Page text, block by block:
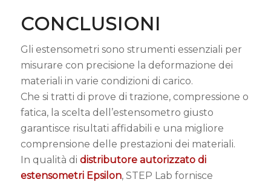
CONCLUSIONI
Gli estensometri sono strumenti essenziali per
misurare con precisione la deformazione dei
materiali in varie condizioni di carico.
Che si tratti di prove di trazione, compressione o
fatica, la scelta dell’estensometro giusto
garantisce risultati affidabili e una migliore
comprensione delle prestazioni dei materiali.
In qualità di distributore autorizzato di
estensometri Epsilon, STEP Lab fornisce